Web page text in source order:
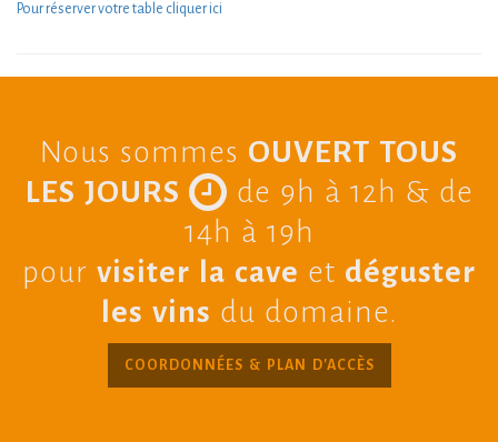
Pour réserver votre table cliquer ici
Nous sommes OUVERT TOUS
LES JOURS
de 9h à 12h & de
14h à 19h
pour visiter la cave et déguster
les vins du domaine.
COORDONNÉES & PLAN D'ACCÈS